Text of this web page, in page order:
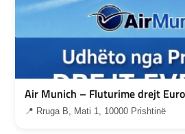
Air Munich – Fluturime drejt
📍 Rruga B, Mati 1, 10000 Prishtinë